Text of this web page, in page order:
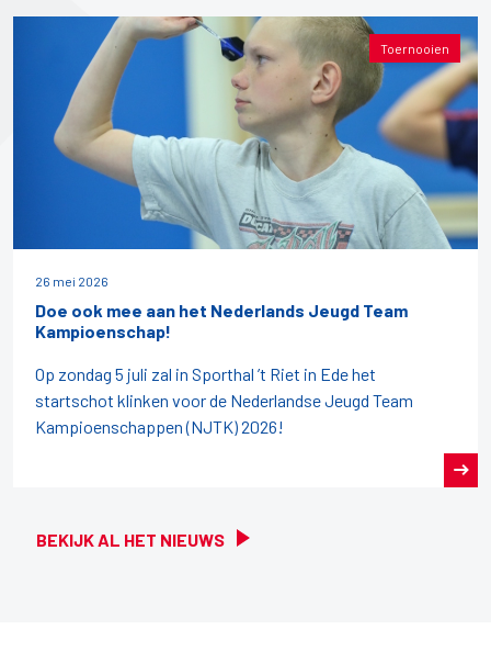
BEKIJK AL HET NIEUWS
Toernooien
26 mei 2026
Doe ook mee aan het Nederlands Jeugd Team
Kampioenschap!
Op zondag 5 juli zal in Sporthal ’t Riet in Ede het
startschot klinken voor de Nederlandse Jeugd Team
Kampioenschappen (NJTK) 2026!